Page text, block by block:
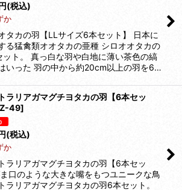
(税込)
か
タカの羽【LLサイズ6本セット】 日本に
る猛禽類オオタカの亜種 シロオオタカの
ット。 真っ白な羽や白地に薄い茶色の縞
いった 羽の中から約20cm以上の羽を6…
ラリアガマグチヨタカの羽【6本セッ
49]
(税込)
か
ラリアガマグチヨタカの羽【6本セッ
ま口のような大きな嘴をもつユニークな鳥
ラリアガマグチヨタカの羽6本セット。